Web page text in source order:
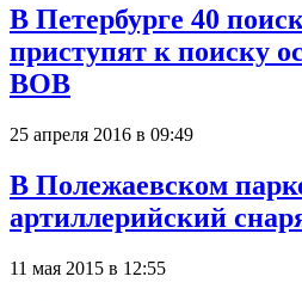
В Петербурге 40
приступят к поиску
ВОВ
25 апреля 2016 в 09:49
В Полежаевском
артиллерийский
11 мая 2015 в 12:55